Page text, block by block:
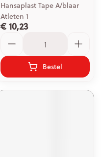
Hansaplast Tape A/blaar
Atleten 1
€ 10,23
Bestel